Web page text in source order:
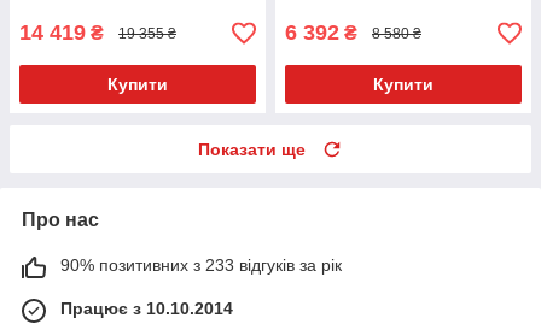
14 419 ₴ 19 355 ₴
Купити
6 392 ₴ 8 580 ₴
Купити
Показати ще
Про нас
90% позитивних з 233 відгуків за рік
Працює з 10.10.2014